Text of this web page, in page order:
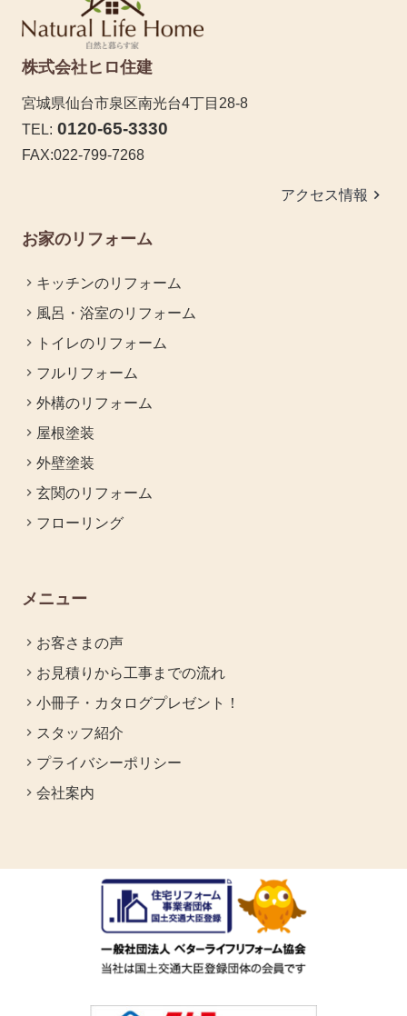
株式会社ヒロ住建
宮城県仙台市泉区南光台4丁目28-8
TEL: 0120-65-3330
FAX:022-799-7268
アクセス情報 keyboard_arrow_right
お家のリフォーム
キッチンのリフォーム
風呂・浴室のリフォーム
トイレのリフォーム
フルリフォーム
外構のリフォーム
屋根塗装
外壁塗装
玄関のリフォーム
フローリング
メニュー
お客さまの声
お見積りから工事までの流れ
小冊子・カタログプレゼント！
スタッフ紹介
プライバシーポリシー
会社案内